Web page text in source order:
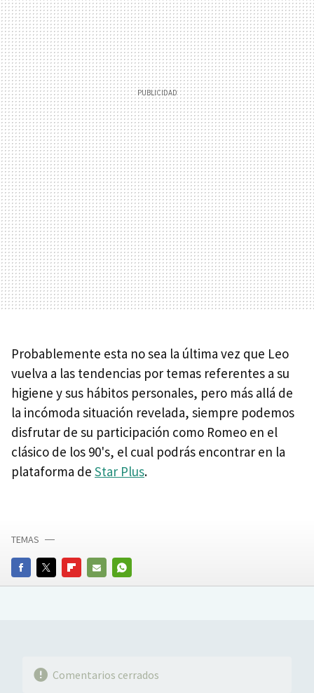
Probablemente esta no sea la última vez que Leo
vuelva a las tendencias por temas referentes a su
higiene y sus hábitos personales, pero más allá de
la incómoda situación revelada, siempre podemos
disfrutar de su participación como Romeo en el
clásico de los 90's, el cual podrás encontrar en la
plataforma de Star Plus.
FACEBOOKTWITTERFLIPBOARD
E-
WHATSAPP
TEMAS
Comentarios cerrados